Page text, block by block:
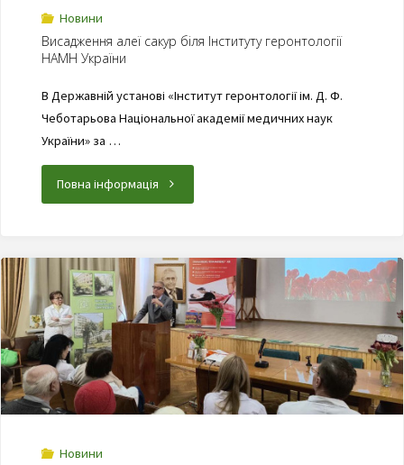
Новини
Висадження алеї сакур біля Інституту геронтології
НАМН України
В Державній установі «Інститут геронтології ім. Д. Ф.
Чеботарьова Національної академії медичних наук
України» за …
Повна інформація
Новини